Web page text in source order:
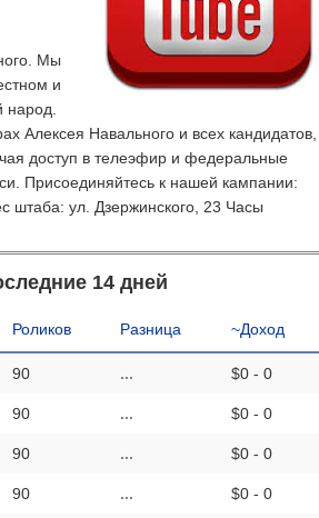
Мы
и
народ.
Алексея Навального и всех кандидатов,
доступ в телеэфир и федеральные
Присоединяйтесь к нашей кампании:
штаба: ул. Дзержинского, 23 Часы
14 дней
Роликов Разница ~Доход
90 ... $0 - 0
90 ... $0 - 0
90 ... $0 - 0
90 ... $0 - 0